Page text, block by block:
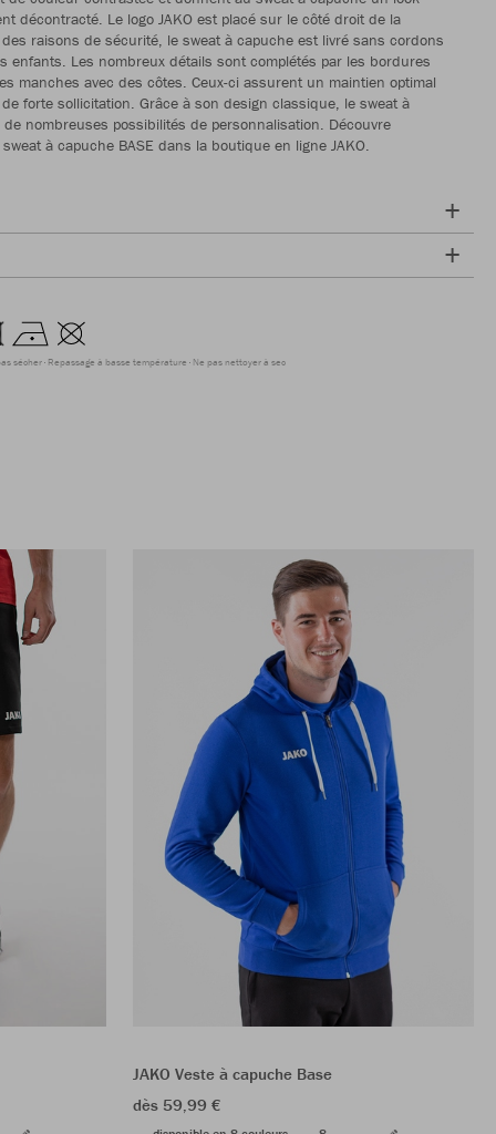
décontracté. Le logo JAKO est placé sur le côté droit de la
raisons de sécurité, le sweat à capuche est livré sans cordons
enfants. Les nombreux détails sont complétés par les bordures
manches avec des côtes. Ceux-ci assurent un maintien optimal
forte sollicitation. Grâce à son design classique, le sweat à
nombreuses possibilités de personnalisation. Découvre
à capuche BASE dans la boutique en ligne JAKO.
sécher Repassage à basse température Ne pas nettoyer à sec
JAKO Veste à capuche Base
dès 59,99 €